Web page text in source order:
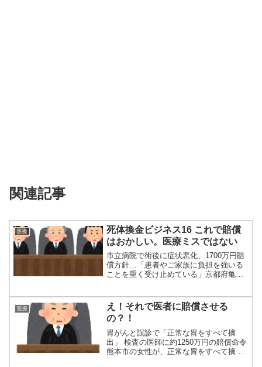
関連記事
医療
死体換金ビジネス16 これで賠償
はおかしい。医療ミスではない
市立病院で術後に症状悪化、1700万円賠
償方針…「患者やご家族に負担を強いる
ことを重く受け止めている」京都府亀岡
医療
え！それで医者に賠償させる
の？！
胃がんと誤診で「正常な胃をすべて摘
出」 検査の医師に約1250万円の賠償命令
熊本市の女性が、正常な胃をすべて摘出